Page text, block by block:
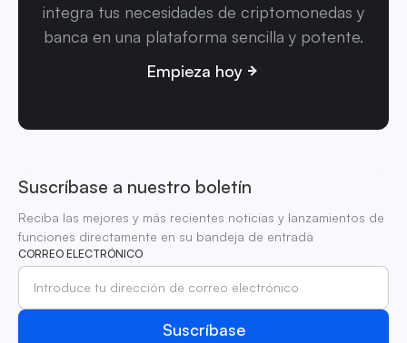
integra tus necesidades de criptomonedas y
banca en una plataforma sencilla y potente.
Empieza hoy
Suscríbase a nuestro boletín
Reciba las mejores y más recientes noticias y lanzamientos de
funciones directamente en su bandeja de entrada
CORREO ELECTRÓNICO